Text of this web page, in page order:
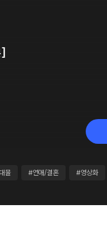
물 #연애/결혼 #영상화